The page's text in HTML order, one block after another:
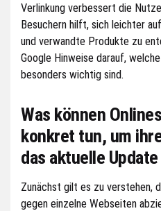
Verlinkung verbessert die
Besuchern hilft, sich leichter
und verwandte Produkte zu
Google Hinweise darauf,
besonders wichtig sind.
Was können
konkret tun, um
das aktuelle
Zunächst gilt es zu verstehen,
gegen einzelne Webseiten